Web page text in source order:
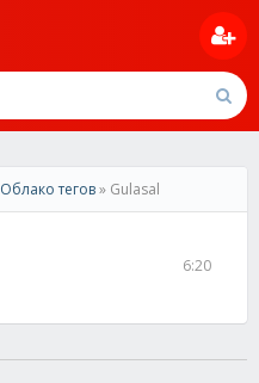
Облако тегов» Gulasal
6:20